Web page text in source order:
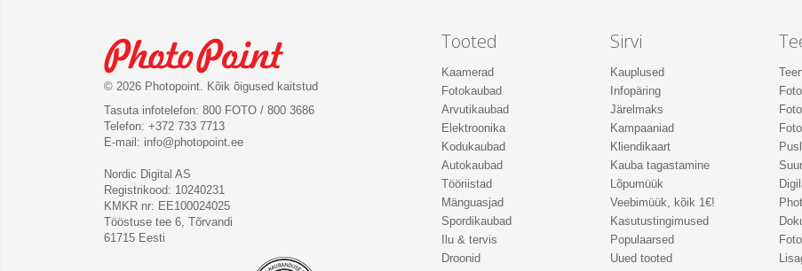
© 2026 Photopoint. Kõik õigused kaitstud
Tasuta infotelefon: 800 FOTO / 800 3686
Telefon: +372 733 7713
E-mail: info@photopoint.ee
Nordic Digital AS
Registrikood: 10240231
KMKR nr: EE100024025
Tööstuse tee 6, Tõrvandi
61715 Eesti
Tooted
Kaamerad
Fotokaubad
Arvutikaubad
Elektroonika
Kodukaubad
Autokaubad
Tööriistad
Mänguasjad
Spordikaubad
Ilu & tervis
Droonid
Sirvi
Kauplused
Infopäring
Järelmaks
Kampaaniad
Kliendikaart
Kauba tagastamine
Lõpumüük
Veebimüük, kõik 1€!
Kasutustingimused
Populaarsed
Uued tooted